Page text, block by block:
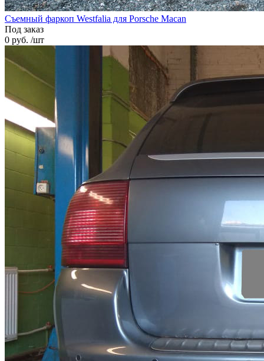
Cъемный фаркоп Westfalia для Porsche Macan
Под заказ
0 руб. /шт